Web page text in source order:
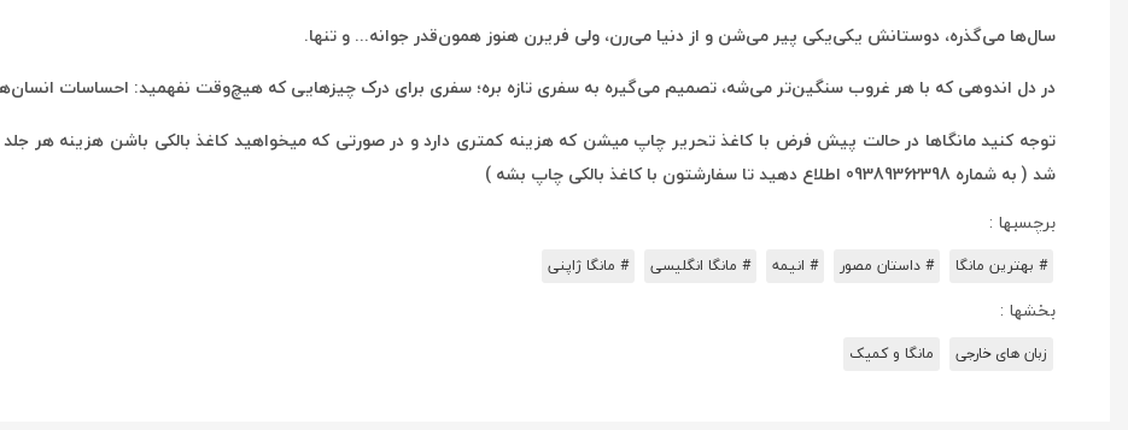
سال‌ها می‌گذره، دوستانش یکی‌یکی پیر می‌شن و از دنیا می‌رن، ولی فریرن هنوز همون‌قدر جوانه... و تنها.
در دل اندوهی که با هر غروب سنگین‌تر می‌شه، تصمیم می‌گیره به سفری تازه بره؛ سفری برای درک چیزهایی که هیچ‌وقت نفهمید: احساسات
شد ( به شماره 09389362398 اطلاع دهید تا سفارشتون با کاغذ بالکی چاپ بشه )
برچسبها :
# بهترین مانگا # داستان مصور # انیمه # مانگا انگلیسی # مانگا ژاپنی
بخشها :
زبان های خارجی مانگا و کمیک